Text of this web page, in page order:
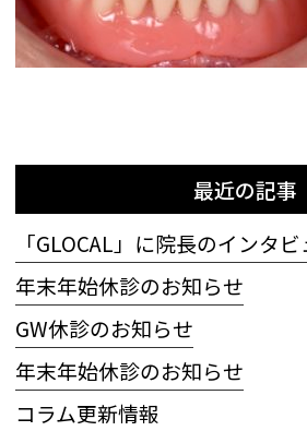
最近の記事
年末年始休診のお知らせ
GW休診のお知らせ
年末年始休診のお知らせ
コラム更新情報